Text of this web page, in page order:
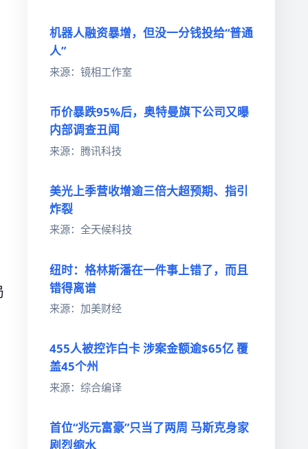
机器人融资暴增，但没一分钱投给“普通
人”
来源：镜相工作室
币价暴跌95%后，奥特曼旗下公司又曝
内部调查丑闻
来源：腾讯科技
美光上季营收增逾三倍大超预期、指引
炸裂
来源：全天候科技
纽时：格林斯潘在一件事上错了，而且
错得离谱
来源：加美财经
455人被控诈白卡 涉案金额逾$65亿 覆
盖45个州
来源：综合编译
首位“兆元富豪”只当了两周 马斯克身家
剧烈缩水